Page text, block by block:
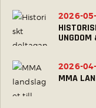
2026-
MMA
2026-